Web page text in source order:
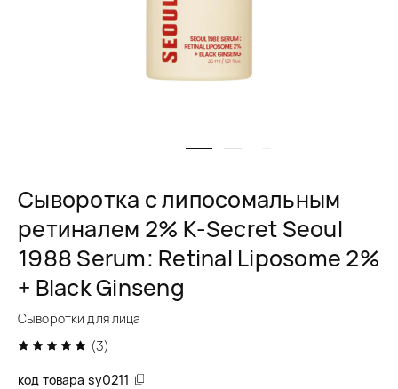
Сыворотка с липосомальным
ретиналем 2% K-Secret Seoul
1988 Serum: Retinal Liposome 2%
+ Black Ginseng
Сыворотки для лица
(3)
код товара sy0211